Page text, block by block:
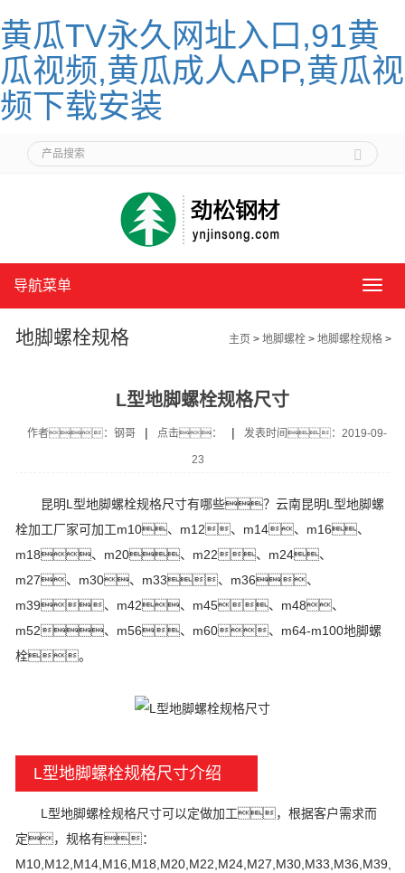
黄瓜TV永久网址入口,91黄
瓜视频,黄瓜成人APP,黄瓜视
频下载安装
导
单
导航菜单
地脚螺栓规格 主页 > 地脚螺栓 > 地脚螺栓规格 >
L型地脚螺栓规格尺寸
作者：钢哥 | 点击： | 发表时间：2019-09-
23
昆明L型地脚螺栓规格尺寸有哪些？云南昆明L型地脚螺
栓加工厂家可加工m10、m12、m14、m16、
m18、m20、m22、m24、
m27、m30、m33、m36、
m39、m42、m45、m48、
m52、m56、m60、m64-m100地脚螺
栓。
L型地脚螺栓规格尺寸介绍
L型地脚螺栓规格尺寸可以定做加工，根据客户需求而
定，规格有：